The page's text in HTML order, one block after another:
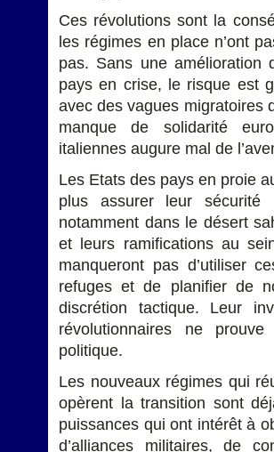
Ces révolutions sont la
les régimes en place n’ont
pas. Sans une amélioration
pays en crise, le risque est
avec des vagues migratoires
manque de solidarité
italiennes augure mal de
Les Etats des pays en proie
plus assurer leur
notamment dans le désert
et leurs ramifications au
manqueront pas d’utiliser
refuges et de planifier de
discrétion tactique. Leur
révolutionnaires ne
politique.
Les nouveaux régimes qui
opèrent la transition sont
puissances qui ont intérêt à
d’alliances militaires, de